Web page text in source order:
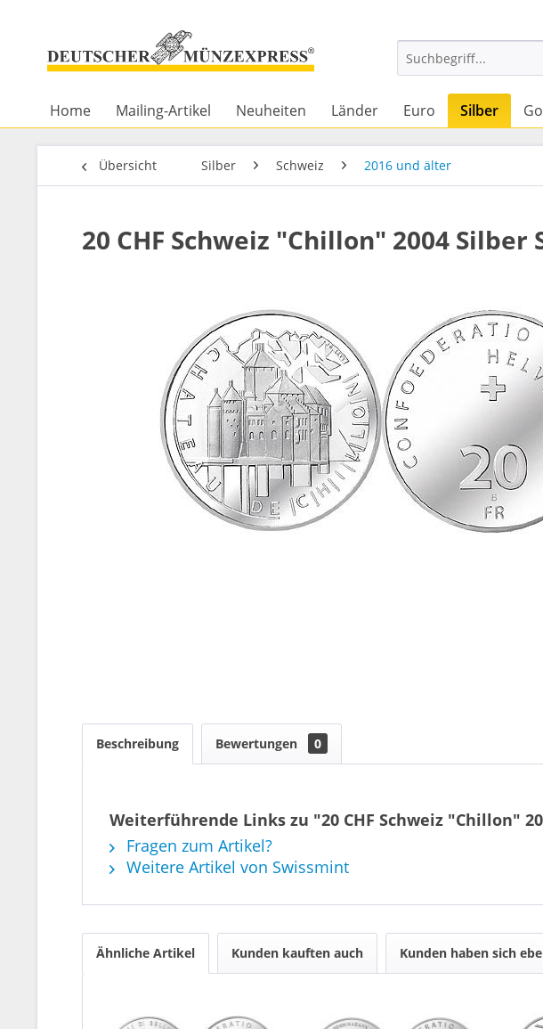
Home Mailing-Artikel Neuheiten Länder Euro Silber
Übersicht Silber Schweiz 2016 und älter
20 CHF Schweiz "Chillon" 2004 Silber
Beschreibung Bewertungen 0
Weiterführende Links zu "20 CHF Schweiz "Chillon"
Fragen zum Artikel?
Weitere Artikel von Swissmint
Ähnliche Artikel Kunden kauften auch Kunden haben sich